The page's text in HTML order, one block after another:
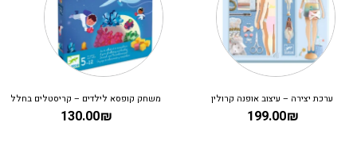
ערכת יצירה – עיצוב אופנה קרולין
199.00₪
משחק קופסא לילדים – קריסטלים בחלל
130.00₪